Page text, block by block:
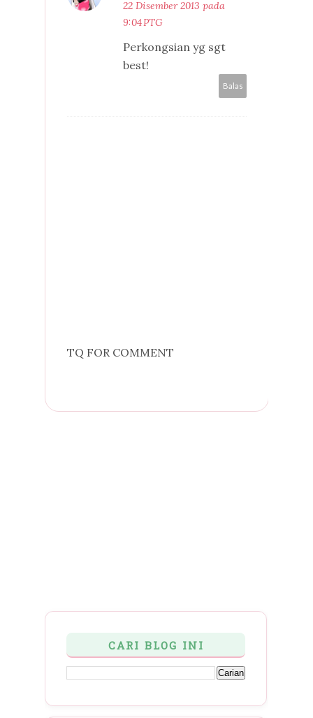
22 Disember 2013 pada
9:04 PTG
Perkongsian yg sgt
best!
Balas
TQ FOR COMMENT
CARI BLOG INI